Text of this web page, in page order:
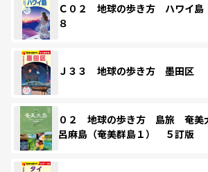
Ｃ０２ 地球の歩き方 ハワイ島
８
Ｊ３３ 地球の歩き方 墨田区
０２ 地球の歩き方 島旅 奄
呂麻島（奄美群島１） ５訂版